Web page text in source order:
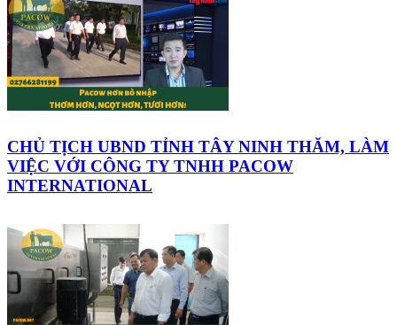
CHỦ TỊCH UBND TỈNH TÂY NINH THĂM, LÀM
VIỆC VỚI CÔNG TY TNHH PACOW
INTERNATIONAL